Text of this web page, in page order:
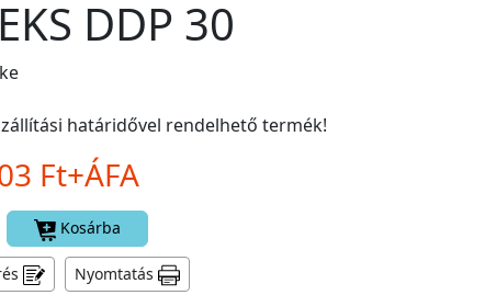
DDP 30
határidővel rendelhető termék!
Ft+ÁFA
Kosárba
Nyomtatás